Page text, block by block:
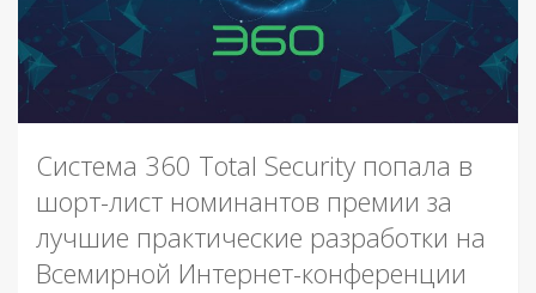
Система 360 Total Security попала в
шорт-лист номинантов премии за
лучшие практические разработки на
Всемирной Интернет-конференции